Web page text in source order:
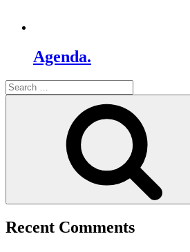
Agenda.
Search
for:
Recent Comments